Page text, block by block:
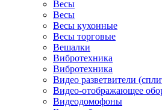
Весы
Весы
Весы кухонные
Весы торговые
Вешалки
Вибротехника
Вибротехника
Видео разветвители
Видео-отображающее
Видеодомофоны